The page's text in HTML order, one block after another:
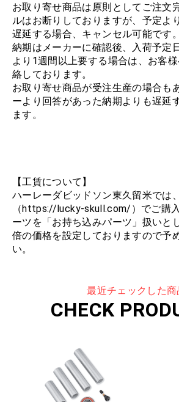
お取り寄せ商品は原則としてご注文
ルはお断りしておりますが、予定よ
遅延する場合、キャンセル可能です。
納期はメーカーに確認後、入荷予定
より1週間以上要する場合は、お客
絡しております。
お取り寄せ商品が受注生産の場合も
ーより回答があった納期よりも遅延
ます。
【工賃について】
ハーレーダビッドソン東久留米では
（https://lucky-skull.com/）でご購
ーツを「お持ち込みパーツ」扱いと
倍の価格を設定しておりますので予
い。
最近チェックした商
CHECK